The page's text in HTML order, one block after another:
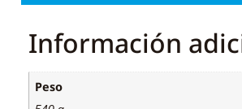
Información
Peso